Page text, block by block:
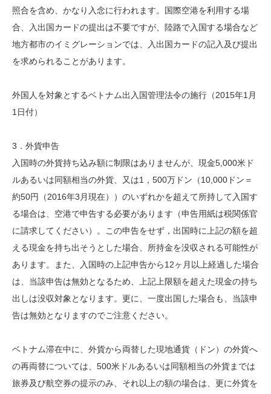
照合を含め、かなり入念に行われます。国際空港を利用する場
合、入出国カードの提出は不要ですが、陸路で入国する場合など
地方都市のイミグレーションでは、入出国カードの記入及び提出
を求められることがあります。
外国人を対象とするベトナム出入国管理法令の施行（2015年1月
1日付）
3．外貨申告
入国時の外貨持ち込み額に制限はありませんが、現金5,000米ド
ルあるいは同額相当の外貨、又は1，500万ドン（10,000ドン＝
約50円（2016年3月現在））のいずれかを超えて所持して入国す
る場合は、空港で申告する必要があります（申告用紙は税関係官
に請求してください）。この申告をせず，出国時に上記の額を超
える現金を持ち出そうとした場合、所持金を没収される可能性が
あります。また、入国時の上記申告から12ヶ月以上経過した場合
は、当該申告は無効となるため、上記上限額を超えた現金の持ち
出しは没収対象となります。更に、一度出国した場合も、当該申
告は無効となりますのでご注意ください。
ベトナム滞在中に、外貨から両替した現地通貨（ドン）の外貨へ
の再両替については、500米ドルあるいは同額相当の外貨までは
旅券及び航空券の提示のみ、それ以上の額の場合は、更に外貨を